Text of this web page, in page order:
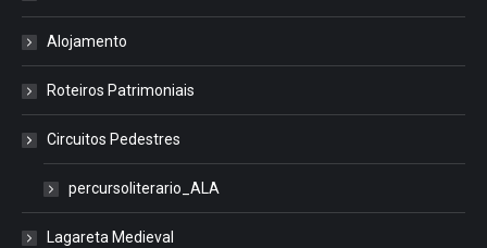
Alojamento
Roteiros Patrimoniais
Circuitos Pedestres
percursoliterario_ALA
Lagareta Medieval